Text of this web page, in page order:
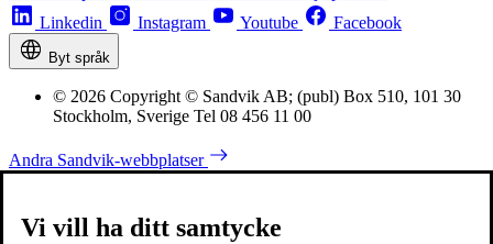
Linkedin
Instagram Youtube Facebook
Byt språk
© 2026 Copyright © Sandvik AB; (publ) Box 510, 101 30
Stockholm, Sverige Tel 08 456 11 00
Andra Sandvik-webbplatser
Vi vill ha ditt samtycke